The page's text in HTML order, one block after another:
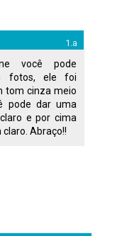
você pode
fotos, ele foi
tom cinza meio
pode dar uma
e por cima
Abraço!!